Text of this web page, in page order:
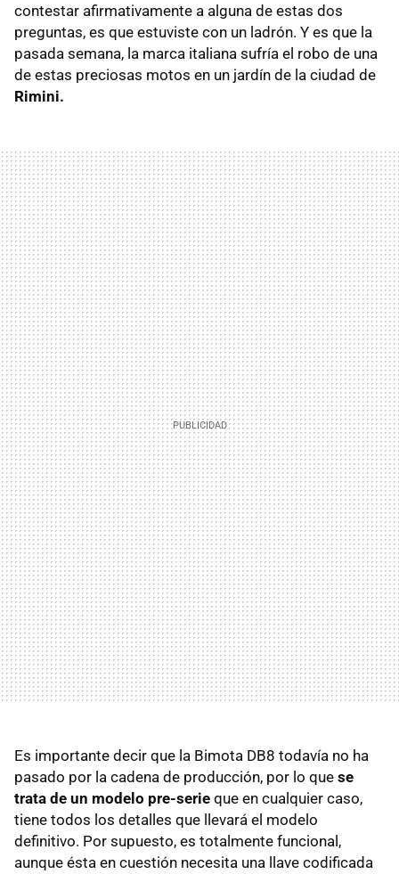
contestar afirmativamente a alguna de estas dos
preguntas, es que estuviste con un ladrón. Y es que la
pasada semana, la marca italiana sufría el robo de una
de estas preciosas motos en un jardín de la ciudad de
Rimini.
Es importante decir que la Bimota DB8 todavía no ha
pasado por la cadena de producción, por lo que se
trata de un modelo pre-serie que en cualquier caso,
tiene todos los detalles que llevará el modelo
definitivo. Por supuesto, es totalmente funcional,
aunque ésta en cuestión necesita una llave codificada